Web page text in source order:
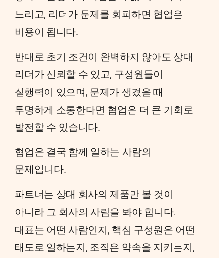
느리고, 리더가 문제를 회피하면 협업은
비용이 됩니다.
반대로 초기 조건이 완벽하지 않아도 상대
리더가 신뢰할 수 있고, 구성원들이
실행력이 있으며, 문제가 생겼을 때
투명하게 소통한다면 협업은 더 큰 기회로
발전할 수 있습니다.
협업은 결국 함께 일하는 사람의
문제입니다.
파트너는 상대 회사의 제품만 볼 것이
아니라 그 회사의 사람을 봐야 합니다.
대표는 어떤 사람인지, 핵심 구성원은 어떤
태도로 일하는지, 조직은 약속을 지키는지,